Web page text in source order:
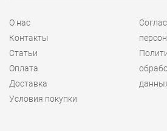
О нас
Контакты
Статьи
Оплата
Доставка
Условия покупки